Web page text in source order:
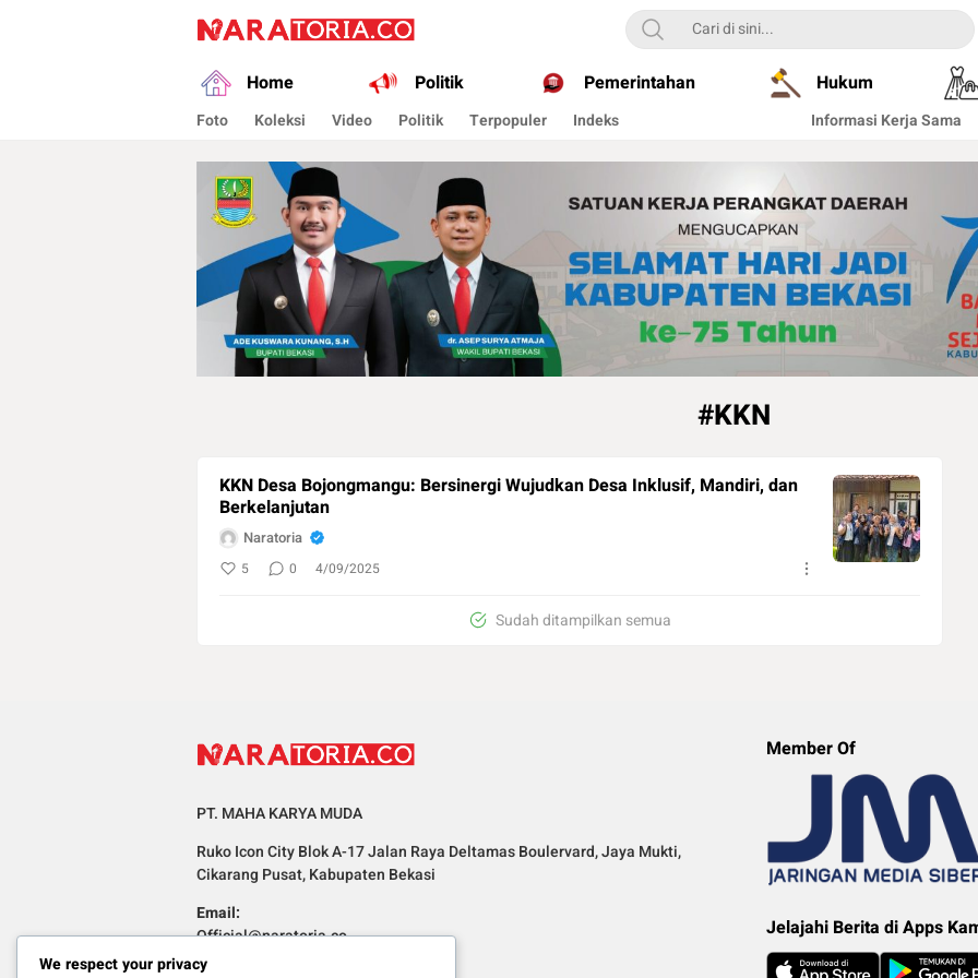
naratoria.co
Narasikan Fakta dan Data
Home Politik Pemerintahan Hukum
Foto Koleksi Video Politik Terpopuler Indeks Informasi Kerja Sama
#KKN
KKN Desa Bojongmangu: Bersinergi Wujudkan Desa Inklusif, Mandiri, dan
Berkelanjutan
Naratoria
5 0 4/09/2025
Sudah ditampilkan semua
PT. MAHA KARYA MUDA
Ruko Icon City Blok A-17 Jalan Raya Deltamas Boulervard, Jaya Mukti,
Cikarang Pusat, Kabupaten Bekasi
Email:
Official@naratoria.co
Member Of
Jelajahi Berita di Apps
We respect your privacy